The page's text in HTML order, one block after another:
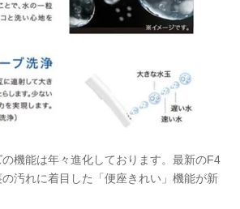
機能は年々進化しております。最新のF4
汚れに着目した「便座きれい」機能が新